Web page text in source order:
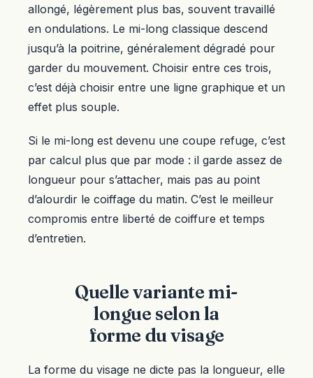
allongé, légèrement plus bas, souvent travaillé
en ondulations. Le mi-long classique descend
jusqu’à la poitrine, généralement dégradé pour
garder du mouvement. Choisir entre ces trois,
c’est déjà choisir entre une ligne graphique et un
effet plus souple.
Si le mi-long est devenu une coupe refuge, c’est
par calcul plus que par mode : il garde assez de
longueur pour s’attacher, mais pas au point
d’alourdir le coiffage du matin. C’est le meilleur
compromis entre liberté de coiffure et temps
d’entretien.
Quelle variante mi-
longue selon la
forme du visage
La forme du visage ne dicte pas la longueur, elle